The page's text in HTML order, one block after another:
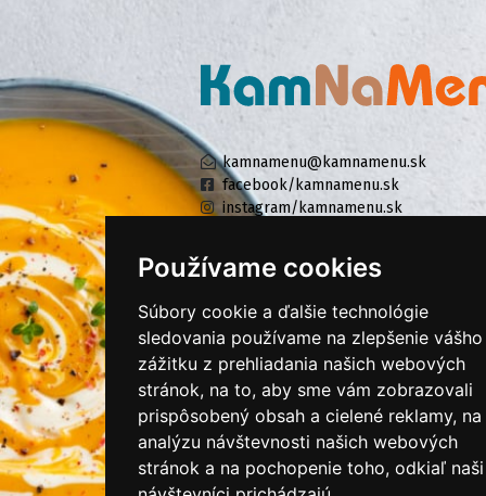
Používame cookies
Súbory cookie a ďalšie technológie
sledovania používame na zlepšenie vášho
zážitku z prehliadania našich webových
stránok, na to, aby sme vám zobrazovali
prispôsobený obsah a cielené reklamy, na
analýzu návštevnosti našich webových
stránok a na pochopenie toho, odkiaľ naši
kamnamenu@kamnamenu.sk
facebook/kamnamenu.sk
instagram/kamnamenu.sk
PRIHLÁSIŤ SA DO ZÁKAZNÍCKEJ ZÓNY
Všeobecné obchodné podmienky
Ochrana osobných údajov
Cookies